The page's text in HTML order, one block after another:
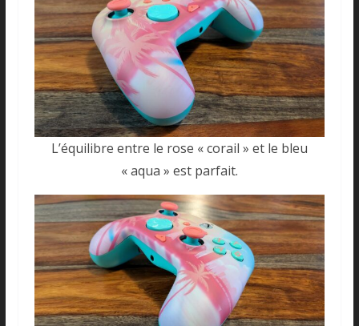
L’équilibre entre le rose « corail » et le bleu
« aqua » est parfait.